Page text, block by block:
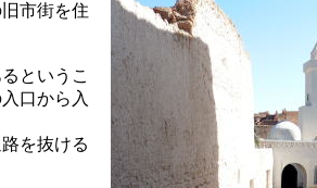
市街を住
というこ
口から入
を抜ける